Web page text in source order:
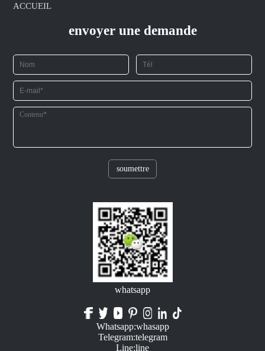
ACCUEIL
envoyer une demande
soumettre
whatsapp
Whatsapp:whasapp
Telegram:telegram
Line:line